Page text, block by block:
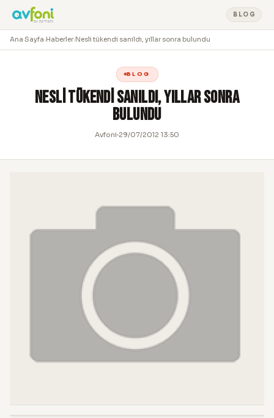
BLOG
Ana Sayfa›Haberler›Nesli tükendi sanıldı, yıllar sonra bulundu
BLOG
Nesli tükendi sanıldı, yıllar sonra
bulundu
Avfoni 29/07/2012 13:50